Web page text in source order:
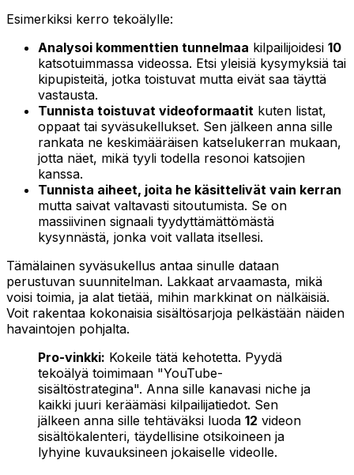
Esimerkiksi kerro tekoälylle:
Analysoi kommenttien tunnelmaa kilpailijoidesi 10
katsotuimmassa videossa. Etsi yleisiä kysymyksiä tai
kipupisteitä, jotka toistuvat mutta eivät saa täyttä
vastausta.
Tunnista toistuvat videoformaatit kuten listat,
oppaat tai syväsukellukset. Sen jälkeen anna sille
rankata ne keskimääräisen katselukerran mukaan,
jotta näet, mikä tyyli todella resonoi katsojien
kanssa.
Tunnista aiheet, joita he käsittelivät vain kerran
mutta saivat valtavasti sitoutumista. Se on
massiivinen signaali tyydyttämättömästä
kysynnästä, jonka voit vallata itsellesi.
Tämälainen syväsukellus antaa sinulle dataan
perustuvan suunnitelman. Lakkaat arvaamasta, mikä
voisi toimia, ja alat tietää, mihin markkinat on nälkäisiä.
Voit rakentaa kokonaisia sisältösarjoja pelkästään näiden
havaintojen pohjalta.
Pro-vinkki: Kokeile tätä kehotetta. Pyydä
tekoälyä toimimaan "YouTube-
sisältöstrategina". Anna sille kanavasi niche ja
kaikki juuri keräämäsi kilpailijatiedot. Sen
jälkeen anna sille tehtäväksi luoda 12 videon
sisältökalenteri, täydellisine otsikoineen ja
lyhyine kuvauksineen jokaiselle videolle.